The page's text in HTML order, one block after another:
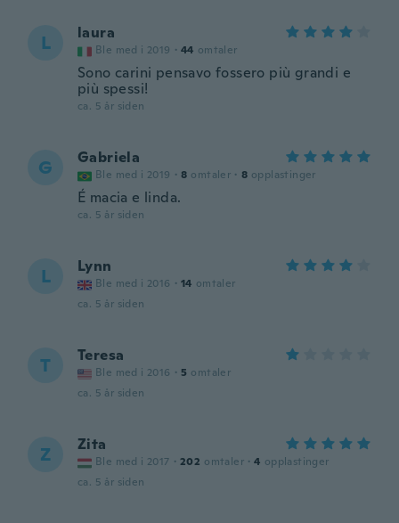
L laura
Ble med i 2019 · 44 omtaler
Sono carini pensavo fossero più grandi e
più spessi!
ca. 5 år siden
G Gabriela
Ble med i 2019 · 8 omtaler · 8 opplastinger
É macia e linda.
ca. 5 år siden
L Lynn
Ble med i 2016 · 14 omtaler
ca. 5 år siden
T Teresa
Ble med i 2016 · 5 omtaler
ca. 5 år siden
Z Zita
Ble med i 2017 · 202 omtaler · 4 opplastinger
ca. 5 år siden